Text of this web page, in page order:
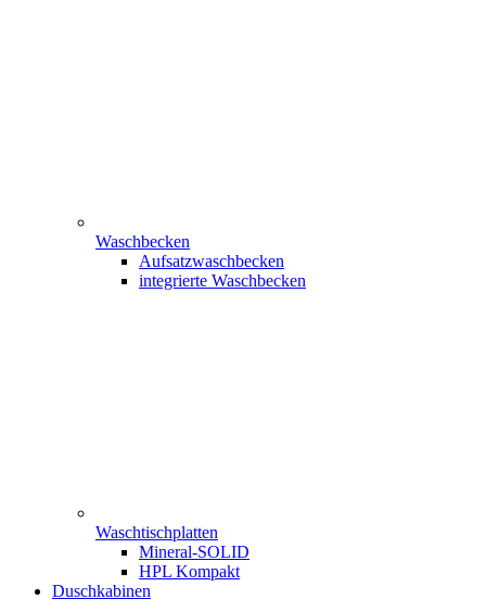
Waschbecken
Aufsatzwaschbecken
integrierte Waschbecken
Waschtischplatten
Mineral-SOLID
HPL Kompakt
Duschkabinen